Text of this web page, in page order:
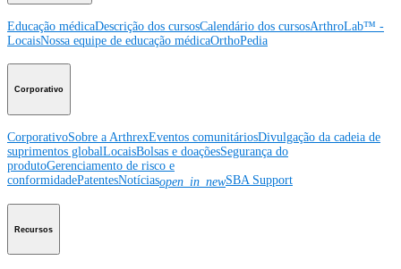
Educação médicaDescrição dos cursosCalendário dos cursosArthroLab™ -
LocaisNossa equipe de educação médicaOrthoPedia
Corporativo
CorporativoSobre a ArthrexEventos comunitáriosDivulgação da cadeia de
suprimentos globalLocaisBolsas e doaçõesSegurança do
produtoGerenciamento de risco e
conformidadePatentesNotíciasopen_in_newSBA Support
Recursos